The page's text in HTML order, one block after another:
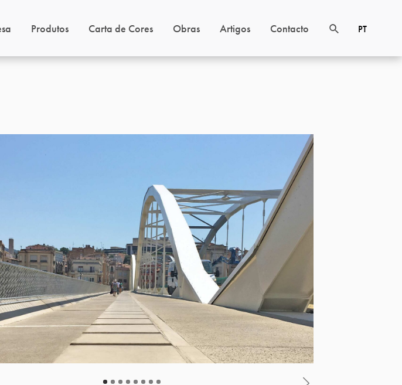
Produtos Carta de Cores Obras Artigos Contacto PT